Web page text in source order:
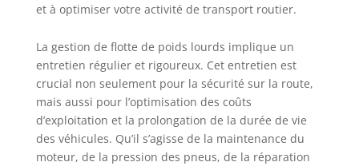
et à optimiser votre activité de transport routier.
La gestion de flotte de poids lourds implique un
entretien régulier et rigoureux. Cet entretien est
crucial non seulement pour la sécurité sur la route,
mais aussi pour l’optimisation des coûts
d’exploitation et la prolongation de la durée de vie
des véhicules. Qu’il s’agisse de la maintenance du
moteur, de la pression des pneus, de la réparation